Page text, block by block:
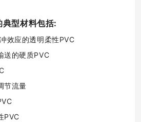
型材料包括:
效应的透明柔性PVC
送的硬质PVC
节流量
PVC